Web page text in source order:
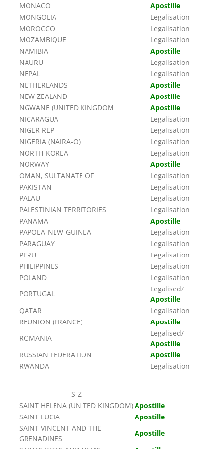
MONACO
Apostille
MONGOLIA
Legalisation
MOROCCO
Legalisation
MOZAMBIQUE
Legalisation
NAMIBIA
Apostille
NAURU
Legalisation
NEPAL
Legalisation
NETHERLANDS
Apostille
NEW ZEALAND
Apostille
NGWANE (UNITED KINGDOM
Apostille
NICARAGUA
Legalisation
NIGER REP
Legalisation
NIGERIA (NAIRA-O)
Legalisation
NORTH-KOREA
Legalisation
NORWAY
Apostille
OMAN, SULTANATE OF
Legalisation
PAKISTAN
Legalisation
PALAU
Legalisation
PALESTINIAN TERRITORIES
Legalisation
PANAMA
Apostille
PAPOEA-NEW-GUINEA
Legalisation
PARAGUAY
Legalisation
PERU
Legalisation
PHILIPPINES
Legalisation
POLAND
Legalisation
PORTUGAL
Legalised/
Apostille
QATAR
Legalisation
REUNION (FRANCE)
Apostille
ROMANIA
Legalised/
Apostille
RUSSIAN FEDERATION
Apostille
RWANDA
Legalisation
S-Z
SAINT HELENA (UNITED KINGDOM)Apostille
SAINT LUCIA
Apostille
SAINT VINCENT AND THE
GRENADINES
Apostille